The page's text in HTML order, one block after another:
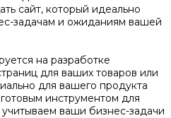
сайт, который идеально
задачам и ожиданиям вашей
на разработке
для ваших товаров или
для вашего продукта
инструментом для
ваши бизнес-задачи